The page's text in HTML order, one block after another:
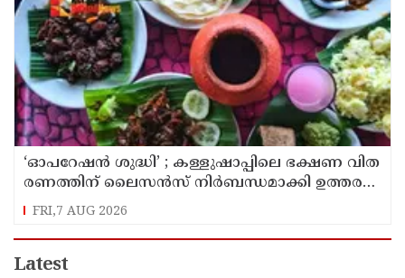
‘ഓ​പ​റേ​ഷ​ൻ ശു​ദ്ധി’ ; ക​ള്ളു​ഷാ​പ്പി​ലെ ഭ​ക്ഷ​ണ വി​ത​
ര​ണ​ത്തി​ന് ലൈ​സ​ൻ​സ് നി​ർ​ബ​ന്ധ​മാ​ക്കി ഉ​ത്ത​ര​വി​
റ​ക്കി എ​ക്​​സൈ​സ്​ വ​കു​പ്പ്​
FRI,7 AUG 2026
Latest